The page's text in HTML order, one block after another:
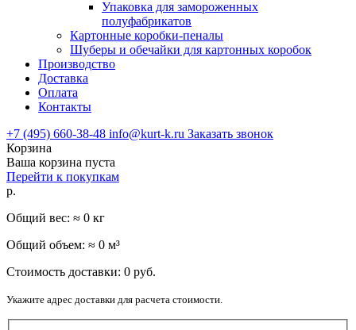
Упаковка для замороженных
полуфабрикатов
Картонные коробки-пеналы
Шуберы и обечайки для картонных коробок
Производство
Доставка
Оплата
Контакты
+7 (495) 660-38-48 info@kurt-k.ru Заказать звонок
Корзина
Ваша корзина пуста
Перейти к покупкам
р.
Общий вес: ≈ 0 кг
Общий объем: ≈ 0 м³
Стоимость доставки: 0 руб.
Укажите адрес доставки для расчета стоимости.